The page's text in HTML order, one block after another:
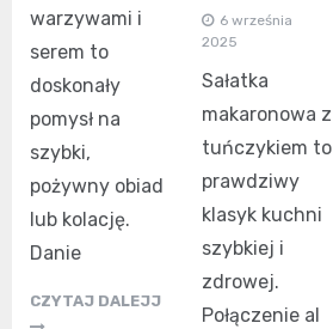
warzywami i
serem to
doskonały
pomysł na
szybki,
pożywny obiad
lub kolację.
Danie
CZYTAJ DALEJJ
6 września
2025
Sałatka
makaronowa z
tuńczykiem to
prawdziwy
klasyk kuchni
szybkiej i
zdrowej.
Połączenie al